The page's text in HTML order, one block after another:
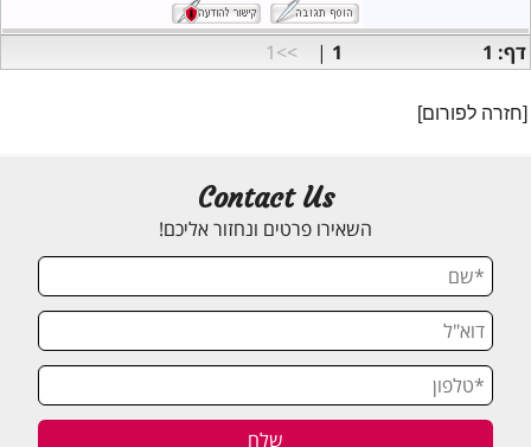
דף: 1 1
|
>>1
[חזרה לפורום]
Contact Us
השאירו פרטים ונחזור אליכם!